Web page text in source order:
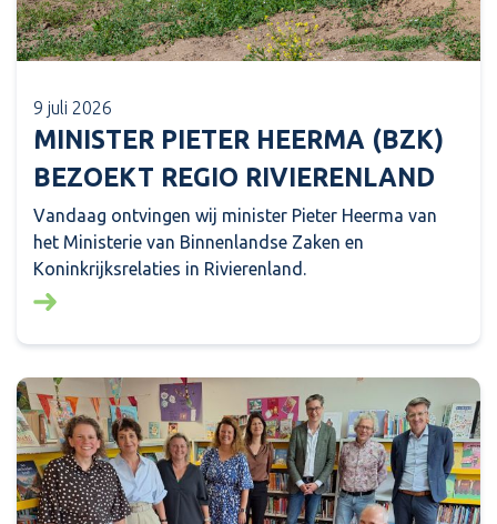
9 juli 2026
MINISTER PIETER HEERMA (BZK)
BEZOEKT REGIO RIVIERENLAND
Vandaag ontvingen wij minister Pieter Heerma van
het Ministerie van Binnenlandse Zaken en
Koninkrijksrelaties in Rivierenland.
Lees meer over: Minister Pieter Heerma (BZK)